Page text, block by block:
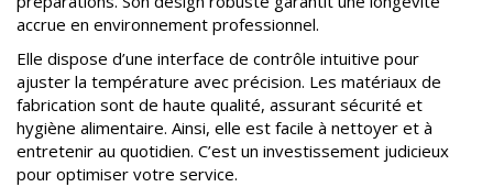
accrue en environnement professionnel.
Elle dispose d’une interface de contrôle intuitive pour
ajuster la température avec précision. Les matériaux de
fabrication sont de haute qualité, assurant sécurité et
hygiène alimentaire. Ainsi, elle est facile à nettoyer et à
entretenir au quotidien. C’est un investissement judicieux
pour optimiser votre service.